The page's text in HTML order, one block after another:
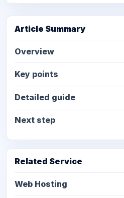
Article Summary
Overview
Key points
Detailed guide
Next step
Related Service
Web Hosting